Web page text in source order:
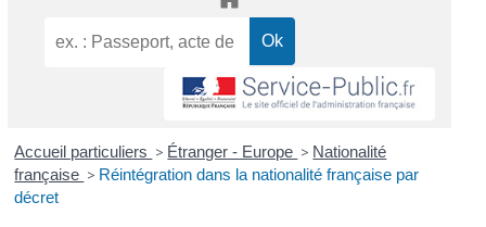
Accueil particuliers > Étranger - Europe > Nationalité
française > Réintégration dans la nationalité française par
décret